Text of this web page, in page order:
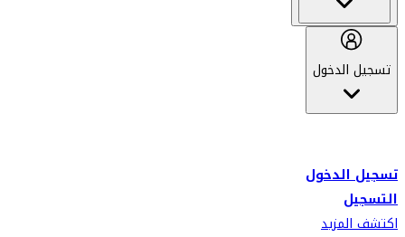
تسجيل الدخول
تسجيل الدخول
التسجيل
اكتشف المزيد